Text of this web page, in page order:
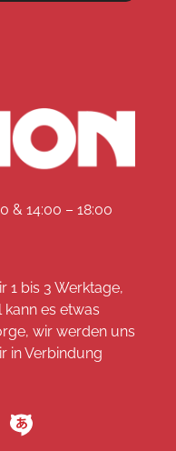
& 14:00 – 18:00
1 bis 3 Werktage,
es etwas
wir werden uns
in Verbindung